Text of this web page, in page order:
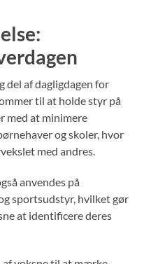
del af dagligdagen for
til at holde styr på
med at minimere
og skoler, hvor
med andres.
anvendes på
sportsudstyr, hvilket gør
at identificere deres